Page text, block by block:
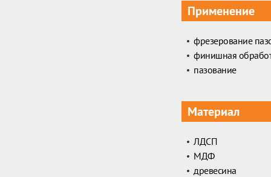
Применение
фрезерование
финишная
пазование
Материал
ЛДСП
МДФ
древесина